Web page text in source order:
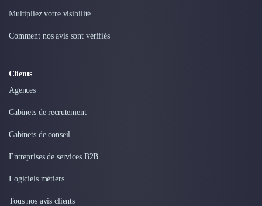
Multipliez votre visibilité
Comment nos avis sont vérifiés
Clients
Agences
Cabinets de recrutement
Cabinets de conseil
Entreprises de services B2B
Logiciels métiers
Tous nos avis clients